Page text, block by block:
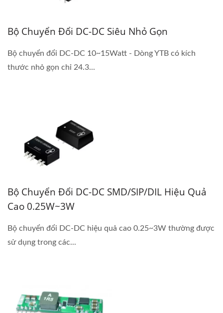
Bộ Chuyển Đổi DC-DC Siêu Nhỏ Gọn
Bộ chuyển đổi DC-DC 10~15Watt - Dòng YTB có kích
thước nhỏ gọn chỉ 24.3...
Bộ Chuyển Đổi DC-DC SMD/SIP/DIL Hiệu Quả
Cao 0.25W~3W
Bộ chuyển đổi DC-DC hiệu quả cao 0.25~3W thường được
sử dụng trong các...